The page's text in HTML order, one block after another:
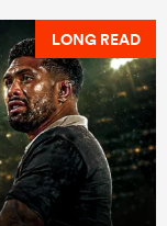
LONG READ